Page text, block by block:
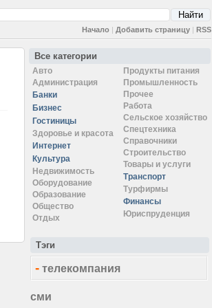
Начало | Добавить страницу | RSS
Все категории
Авто
Администрация
Банки
Бизнес
Гостиницы
Здоровье и красота
Интернет
Культура
Недвижимость
Оборудование
Образование
Общество
Отдых
Продукты питания
Промышленность
Прочее
Работа
Сельское хозяйство
Спецтехника
Справочники
Строительство
Товары и услуги
Транспорт
Турфирмы
Финансы
Юриспруденция
Тэги
- телекомпания
сми